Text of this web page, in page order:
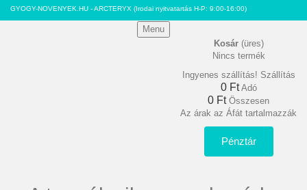
GYOGY-NOVENYEK.HU - ARCTERYX (Irodai nyitvatartás H-P: 9:00-16:00)
Menu
Kosár (üres)
Nincs termék
Ingyenes szállítás! Szállítás
0 Ft‎ Adó
0 Ft‎ Összesen
Az árak az Áfát tartalmazzák
Pénztár